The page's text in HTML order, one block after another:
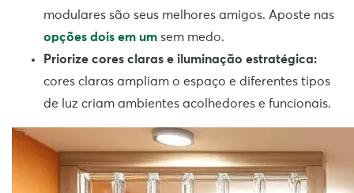
modulares são seus melhores amigos. Aposte nas
opções dois em um sem medo.
Priorize cores claras e iluminação estratégica:
cores claras ampliam o espaço e diferentes tipos
de luz criam ambientes acolhedores e funcionais.